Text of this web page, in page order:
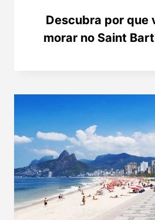
Descubra por que
morar no Saint